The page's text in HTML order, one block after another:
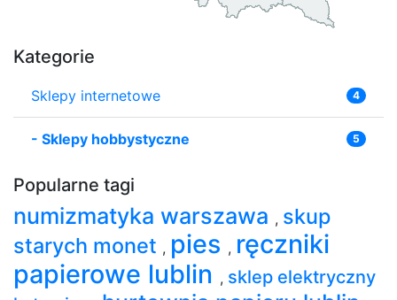
Kategorie
Sklepy internetowe 4
- Sklepy hobbystyczne 5
Popularne tagi
numizmatyka warszawa , skup
starych monet , pies , ręczniki
papierowe lublin , sklep elektryczny